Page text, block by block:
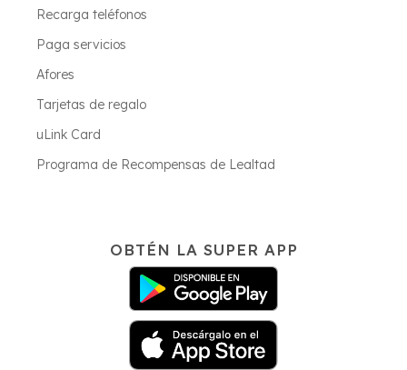
Recarga teléfonos
Paga servicios
Afores
Tarjetas de regalo
uLink Card
Programa de Recompensas de Lealtad
OBTÉN LA SUPER APP